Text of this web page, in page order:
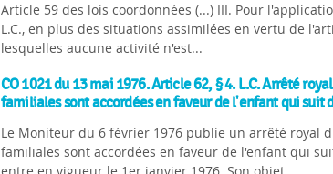
Article 59 des lois coordonnées (...) III. Pour
L.C., en plus des situations assimilées en vertu de
lesquelles aucune activité n'est...
CO 1021 du 13 mai 1976. Article 62, § 4. L.C. Arrêté
familiales sont accordées en faveur de l'enfant qui suit
Le Moniteur du 6 février 1976 publie un arrêté royal
familiales sont accordées en faveur de l'enfant qui